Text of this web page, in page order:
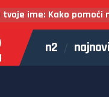
ime: Kako
n2